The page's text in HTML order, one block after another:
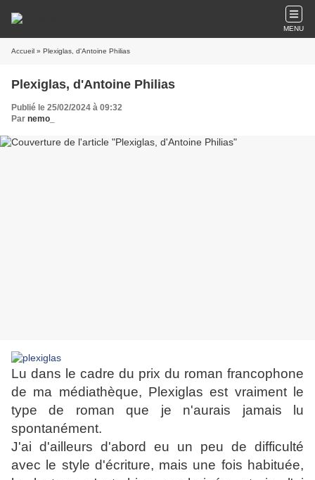
MENU
Accueil » Plexiglas, d'Antoine Philias
Plexiglas, d'Antoine Philias
Publié le 25/02/2024 à 09:32
Par nemo_
Lu dans le cadre du prix du roman francophone
de ma médiathèque, Plexiglas est vraiment le
type de roman que je n'aurais jamais lu
spontanément.
J'ai d'ailleurs d'abord eu un peu de difficulté
avec le style d'écriture, mais une fois habituée,